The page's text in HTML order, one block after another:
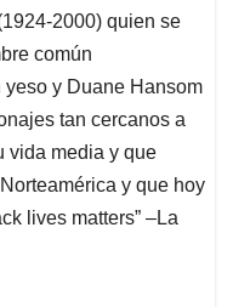
2000) quien se
común
y Duane Hansom
tan cercanos a
vida media y que
y que hoy
lives matters” –La